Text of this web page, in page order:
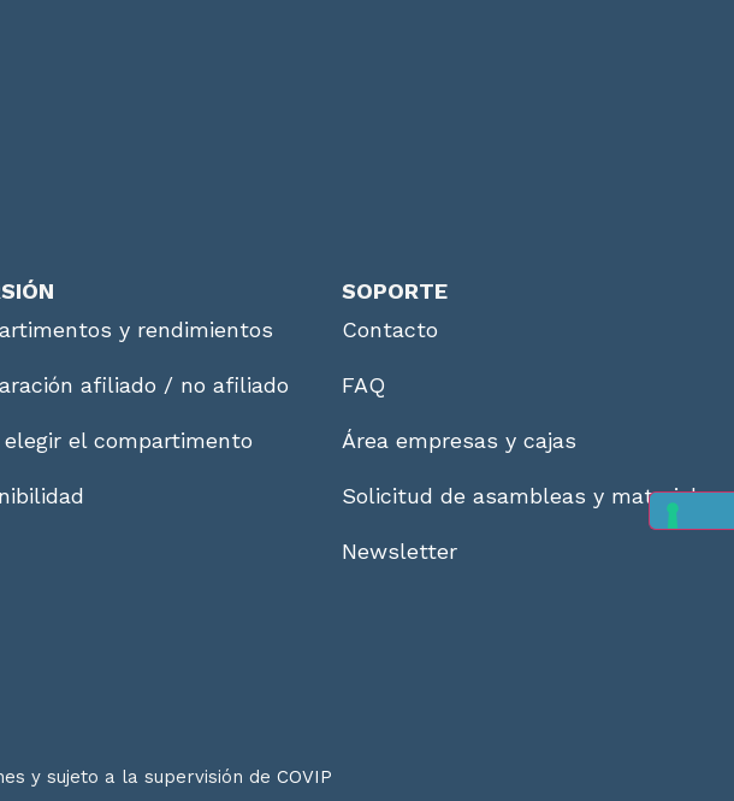
y rendimientos
afiliado / no afiliado
elegir el compartimento
SOPORTE
Contacto
FAQ
Área empresas y cajas
Solicitud de asambleas y material
Newsletter
y sujeto a la supervisión de COVIP